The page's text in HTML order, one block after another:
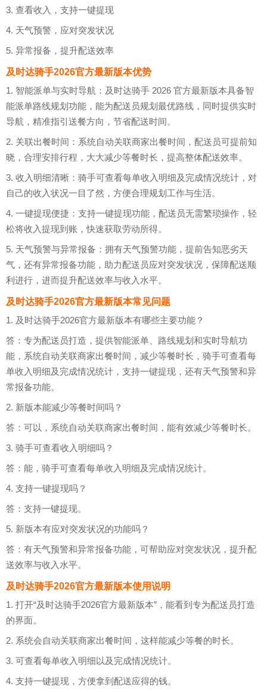
3. 查看收入，支持一键提现
4. 天气预警，应对突发状况
5. 异常报备，提升配送效率
及时达骑手2026官方最新版本优势
1. 智能派单与实时导航：及时达骑手 2026 官方最新版本具备智
能派单路线规划功能，能为配送员规划最优路线，同时提供实时
导航，精准指引送餐方向，节省配送时间。
2. 关联出餐时间：系统自动关联商家出餐时间，配送员可提前知
晓，合理安排行程，大大减少等餐时长，提高整体配送效率。
3. 收入明细清晰：骑手可查看每单收入明细及完成情况统计，对
自己的收入状况一目了然，方便合理规划工作与生活。
4. 一键提现便捷：支持一键提现功能，配送员无需繁琐操作，轻
松将收入提现到账，快速获取劳动所得。
5. 天气预警与异常报备：拥有天气预警功能，提前告知恶劣天
气，还有异常报备功能，助力配送员应对突发状况，保障配送顺
利进行，进而提升配送效率与收入水平。
及时达骑手2026官方最新版本常见问题
1. 及时达骑手2026官方最新版本有哪些主要功能？
答：专为配送员打造，提供智能派单、路线规划和实时导航功
能，系统自动关联商家出餐时间，减少等餐时长，骑手可查看每
单收入明细及完成情况统计，支持一键提现，还有天气预警和异
常报备功能。
2. 新版本能减少等餐时间吗？
答：可以，系统自动关联商家出餐时间，能有效减少等餐时长。
3. 骑手可查看收入明细吗？
答：能，骑手可查看每单收入明细及完成情况统计。
4. 支持一键提现吗？
答：支持一键提现。
5. 新版本有应对突发状况的功能吗？
答：有天气预警和异常报备功能，可帮助应对突发状况，提升配
送效率与收入水平。
及时达骑手2026官方最新版本使用说明
1. 打开“及时达骑手2026官方最新版本”，能看到专为配送员打造
的界面。
2. 系统会自动关联商家出餐时间，这样能减少等餐的时长。
3. 可查看每单收入明细以及完成情况统计。
4. 支持一键提现，方便拿到配送应得的钱。